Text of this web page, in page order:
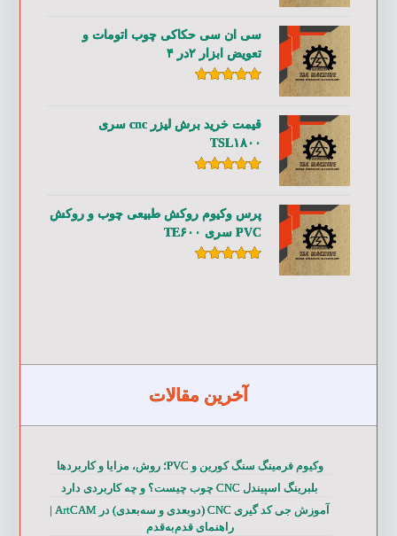
سی ان سی حکاکی چوب اتومات و
تعویض ابزار ۲در ۴
قیمت خرید برش لیزر cnc سری
TSL۱۸۰۰
پرس وکیوم روکش طبیعی چوب و روکش
PVC سری TE۶۰۰
آخرین مقالات
وکیوم فرمینگ سنگ کورین و PVC؛ روش، مزایا و کاربردها
بلبرینگ اسپیندل CNC چوب چیست؟ و چه کاربردی دارد
آموزش جی کد گیری CNC (دوبعدی و سه‌بعدی) در ArtCAM |
راهنمای قدم‌به‌قدم